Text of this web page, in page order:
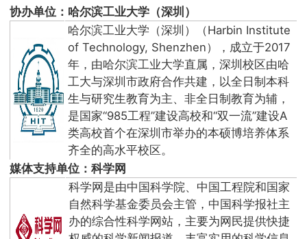
协办单位：哈尔滨工业大学（深圳）
哈尔滨工业大学（深圳）（Harbin Institute
of Technology, Shenzhen），成立于2017
年，由哈尔滨工业大学直属，深圳校区由哈
工大与深圳市政府合作共建，以全日制本科
生与研究生教育为主、非全日制教育为辅，
是国家“985工程”建设高校和“双一流”建设A
类高校首个在深圳市举办的本硕博培养体系
齐全的高水平校区。
媒体支持单位：科学网
科学网是由中国科学院、中国工程院和国家
自然科学基金委员会主管，中国科学报社主
办的综合性科学网站，主要为网民提供快捷